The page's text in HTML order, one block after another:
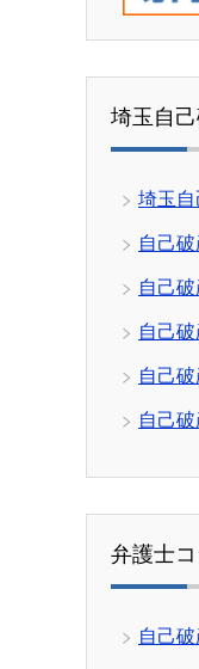
埼玉自
埼玉
自己
自己
自己
自己
自己
弁護士
自己